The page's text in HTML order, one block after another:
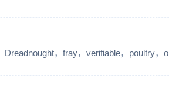
Dreadnought fray verifiable poultry